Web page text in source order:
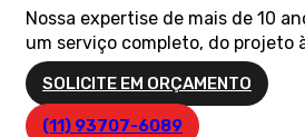
Nossa expertise de mais de 10
um serviço completo, do projeto
SOLICITE EM ORÇAMENTO
(11) 93707-6089